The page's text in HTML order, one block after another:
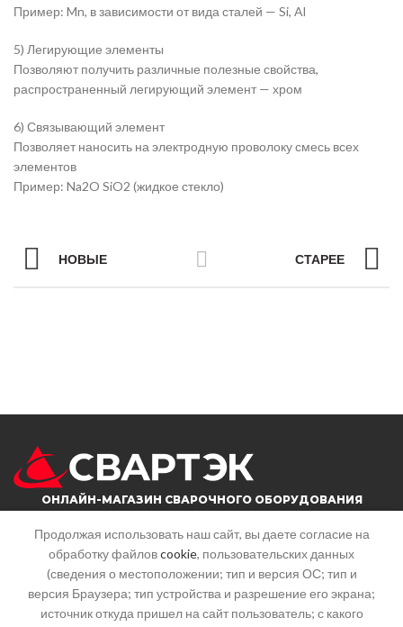
Пример: Mn, в зависимости от вида сталей — Si, Al
5) Легирующие элементы
Позволяют получить различные полезные свойства,
распространенный легирующий элемент — хром
6) Связывающий элемент
Позволяет наносить на электродную проволоку смесь всех
элементов
Пример: Na2O SiO2 (жидкое стекло)
НОВЫЕ СТАРЕЕ
ОНЛАЙН-МАГАЗИН СВАРОЧНОГО ОБОРУДОВАНИЯ
г. Саратов, ул. Большая горная, 215
Почта: info@svartek.ru
Продолжая использовать наш сайт, вы даете согласие на
обработку файловcookie, пользовательских данных
(сведения о местоположении; тип и версия ОС; тип и
версия Браузера; тип устройства и разрешение его экрана;
источник откуда пришел на сайт пользователь; с какого